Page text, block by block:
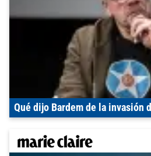
Qué dijo Bardem de la invasión